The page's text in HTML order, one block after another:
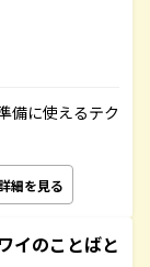
備に使えるテク
細を見る
イのことばと